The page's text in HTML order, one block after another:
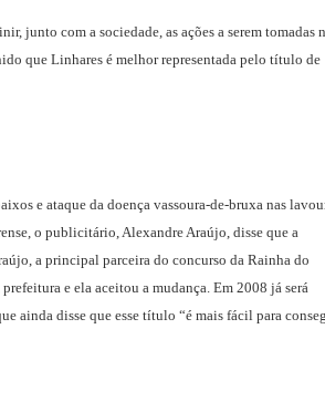
junto com a sociedade, as ações a serem tomadas
que Linhares é melhor representada pelo título de
e ataque da doença vassoura-de-bruxa nas
o publicitário, Alexandre Araújo, disse que a
a principal parceira do concurso da Rainha do
e ela aceitou a mudança. Em 2008 já será
ainda disse que esse título “é mais fácil para